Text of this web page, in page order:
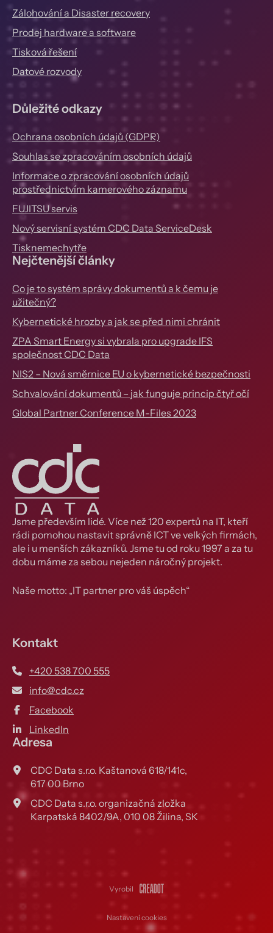
Zálohování a Disaster recovery
Prodej hardware a software
Tisková řešení
Datové rozvody
Důležité odkazy
Ochrana osobních údajů (GDPR)
Souhlas se zpracováním osobních údajů
Informace o zpracování osobních údajů
prostřednictvím kamerového záznamu
FUJITSU servis
Nový servisní systém CDC Data ServiceDesk
Tisknemechytře
Nejčtenější články
Co je to systém správy dokumentů a k čemu je
užitečný?
Kybernetické hrozby a jak se před nimi chránit
ZPA Smart Energy si vybrala pro upgrade IFS
společnost CDC Data
NIS2 – Nová směrnice EU o kybernetické bezpečnosti
Schvalování dokumentů – jak funguje princip čtyř očí
Global Partner Conference M-Files 2023
Jsme především lidé. Více než 120 expertů na IT, kteří
rádi pomohou nastavit správně ICT ve velkých firmách,
ale i u menších zákazníků. Jsme tu od roku 1997 a za tu
dobu máme za sebou nejeden náročný projekt.
Naše motto: „IT partner pro váš úspěch“
Kontakt
+420 538 700 555
info@cdc.cz
Facebook
LinkedIn
Adresa
CDC Data s.r.o. Kaštanová 618/141c,
617 00 Brno
CDC Data s.r.o. organizačná zložka
Karpatská 8402/9A, 010 08 Žilina, SK
Vyrobil
Nastavení cookies